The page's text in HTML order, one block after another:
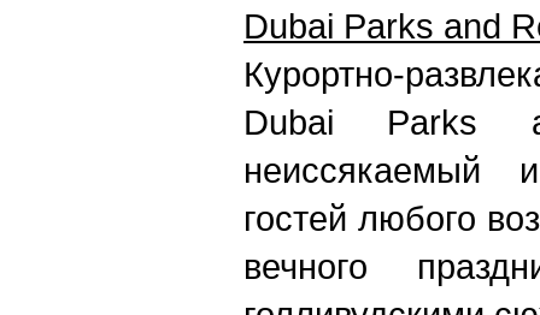
Dubai Parks and
Курортно-
Dubai Parks
неиссякаемый
гостей любого
вечного